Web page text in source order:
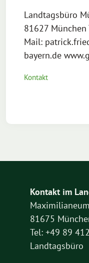
Landtagsbüro
81627
Mail:
bayern.de
Kontakt
Kontakt im
Maximilianeum
81675
Tel: +49 89
Landtagsbüro